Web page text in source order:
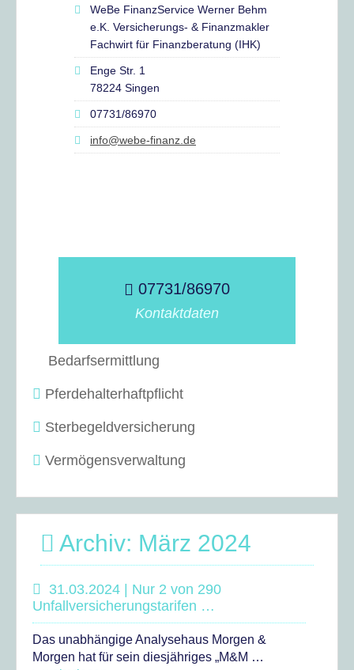
WeBe FinanzService Werner Behm
e.K. Versicherungs- & Finanzmakler
Fachwirt für Finanzberatung (IHK)
Enge Str. 1
78224 Singen
07731/86970
info@webe-finanz.de
07731/86970
Kontaktdaten
Bedarfsermittlung
Pferdehalterhaftpflicht
Sterbegeldversicherung
Vermögensverwaltung
Archiv: März 2024
31.03.2024 | Nur 2 von 290
Unfallversicherungstarifen …
Das unabhängige Analysehaus Morgen &
Morgen hat für sein diesjähriges „M&M …